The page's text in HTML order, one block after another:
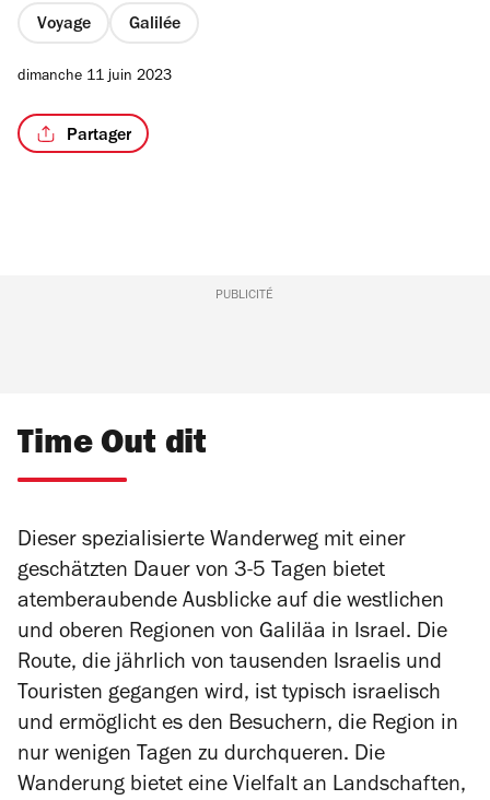
Voyage Galilée
dimanche 11 juin 2023
Partager
PUBLICITÉ
Time Out dit
Dieser spezialisierte Wanderweg mit einer
geschätzten Dauer von 3-5 Tagen bietet
atemberaubende Ausblicke auf die westlichen
und oberen Regionen von Galiläa in Israel. Die
Route, die jährlich von tausenden Israelis und
Touristen gegangen wird, ist typisch israelisch
und ermöglicht es den Besuchern, die Region in
nur wenigen Tagen zu durchqueren. Die
Wanderung bietet eine Vielfalt an Landschaften,